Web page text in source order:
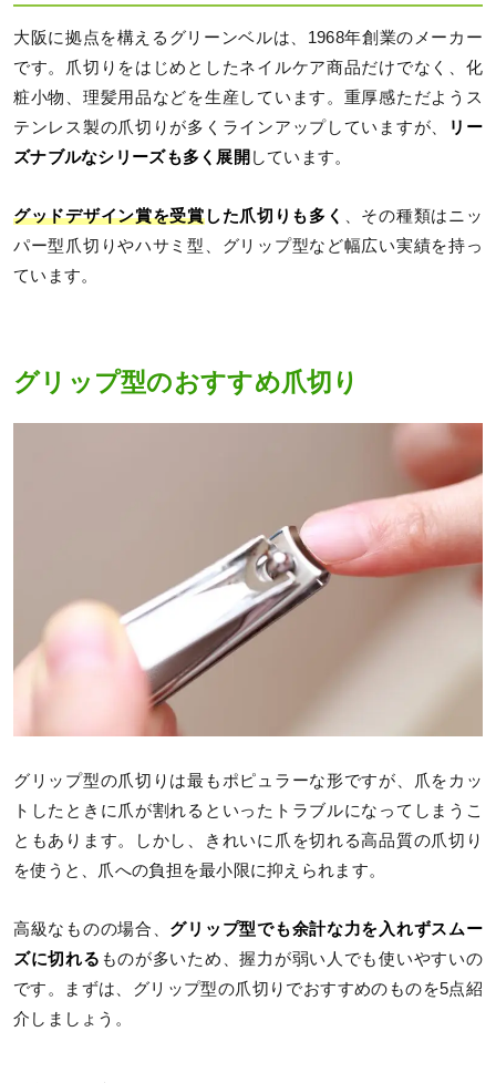
大阪に拠点を構えるグリーンベルは、1968年創業のメーカー
です。爪切りをはじめとしたネイルケア商品だけでなく、化
粧小物、理髪用品などを生産しています。重厚感ただようス
テンレス製の爪切りが多くラインアップしていますが、
リー
ズナブルなシリーズも多く展開 しています。
グッドデザイン賞を受賞した爪切りも多く
、その種類はニッ
パー型爪切りやハサミ型、グリップ型など幅広い実績を持っ
ています。
グリップ型のおすすめ爪切り
グリップ型の爪切りは最もポピュラーな形ですが、爪をカッ
トしたときに爪が割れるといったトラブルになってしまうこ
ともあります。しかし、きれいに爪を切れる高品質の爪切り
を使うと、爪への負担を最小限に抑えられます。
高級なものの場合、 グリップ型でも余計な力を入れずスムー
ズに切れる ものが多いため、握力が弱い人でも使いやすいの
です。まずは、グリップ型の爪切りでおすすめのものを5点紹
介しましょう。